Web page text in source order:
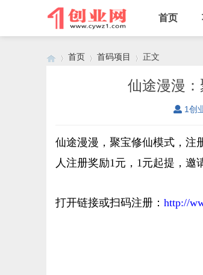
首页
首页 首码项目 正文
仙途漫漫
1创
仙途漫漫，聚宝修仙模式，注
人注册奖励1元，1元起提，邀
打开链接或扫码注册： http://